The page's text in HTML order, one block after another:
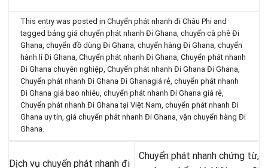
This entry was posted inChuyển phát nhanh đi Châu Phi and
tagged bảng giá chuyển phát nhanh Đi Ghana,chuyển cà phê Đi
Ghana,chuyển đồ dùng Đi Ghana,chuyển hàng Đi Ghana,chuyển
hành lí Đi Ghana,Chuyển phát nhanh Đi Ghana,Chuyển phát nhanh
Đi Ghana chuyên nghiệp,Chuyển phát nhanh Đi Ghana Đi Ghana,
Chuyển phát nhanh Đi Ghana Đi Ghanagiá rẻ,chuyển phát nhanh
Đi Ghana giá bao nhiêu,chuyển phát nhanh Đi Ghana giá rẻ,
Chuyển phát nhanh Đi Ghana tại Việt Nam,chuyển phát nhanh Đi
Ghana uy tín,giá chuyển phát nhanh Đi Ghana,vận chuyển hàng Đi
Ghana.
Dịch vụ chuyển phát nhanh đi
Chuyển phát nhanh chứng từ,